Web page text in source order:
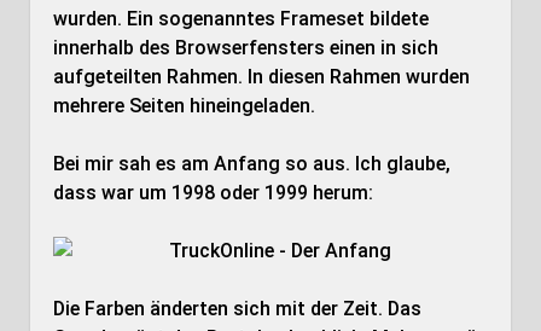
wurden. Ein sogenanntes Frameset bildete
innerhalb des Browserfensters einen in sich
aufgeteilten Rahmen. In diesen Rahmen wurden
mehrere Seiten hineingeladen.
Bei mir sah es am Anfang so aus. Ich glaube,
dass war um 1998 oder 1999 herum:
Die Farben änderten sich mit der Zeit. Das